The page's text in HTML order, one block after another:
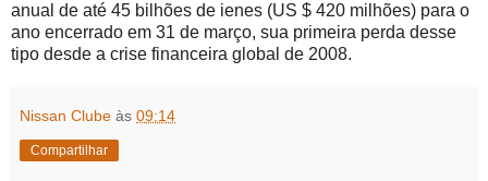
anual de até 45 bilhões de ienes (US $ 420 milhões) para o
ano encerrado em 31 de março, sua primeira perda desse
tipo desde a crise financeira global de 2008.
Nissan Clube às 09:14
Compartilhar